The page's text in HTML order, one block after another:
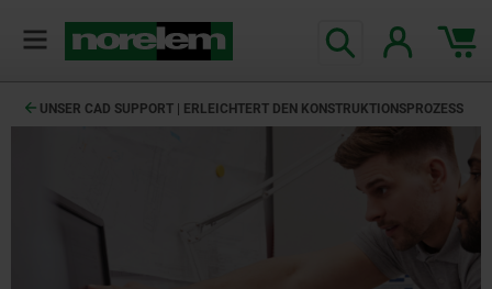
UNSER CAD SUPPORT | ERLEICHTERT DEN KONSTRUKTIONSPROZESS